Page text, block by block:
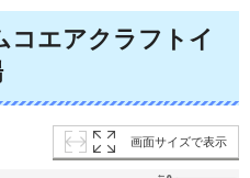
コエアクラフトイ
画面サイズで表示